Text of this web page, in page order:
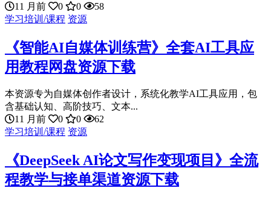
11 月前
0 0
58
学习培训/课程 资源
《智能AI自媒体训练营》全套AI工具应
用教程网盘资源下载
本资源专为自媒体创作者设计，系统化教学AI工具应用，包
含基础认知、高阶技巧、文本...
11 月前
0 0
62
学习培训/课程 资源
《DeepSeek AI论文写作变现项目》全流
程教学与接单渠道资源下载